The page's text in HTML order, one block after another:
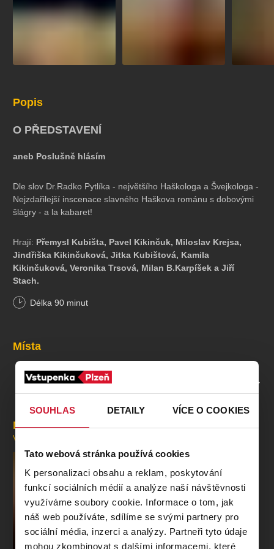
SOUHLAS DETAILY VÍCE O COOKIES
Tato webová stránka používá cookies
K personalizaci obsahu a reklam, poskytování
funkcí sociálních médií a analýze naší návštěvnosti
využíváme soubory cookie. Informace o tom, jak
náš web používáte, sdílíme se svými partnery pro
sociální média, inzerci a analýzy. Partneři tyto údaje
mohou zkombinovat s dalšími informacemi, které
Popis
O PŘEDSTAVENÍ
aneb Poslušně hlásím
Dle slov Dr.Radko Pytlíka - největšího Haškologa a Švejkologa -
Nejzdařilejší inscenace slavného Haškova románu s dobovými
šlágry - a la kabaret!
Hrají: Přemysl Kubišta, Pavel Kikinčuk, Miloslav Krejsa,
Jindřiška Kikinčuková, Jitka Kubištová, Kamila
Kikinčuková, Veronika Trsová, Milan B.Karpíšek a Jiří
Stach.
Délka 90 minut
Místa
PROFIL POŘADATELE DIVADLO PLUTO
Mohlo by se vám líbit
VŠECHNY AKCE